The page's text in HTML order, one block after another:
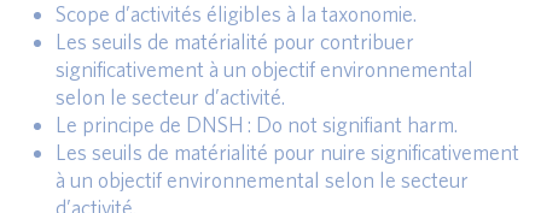
Scope d’activités éligibles à la taxonomie.
Les seuils de matérialité pour contribuer
significativement à un objectif environnemental
selon le secteur d’activité.
Le principe de DNSH : Do not signifiant harm.
Les seuils de matérialité pour nuire significativement
à un objectif environnemental selon le secteur
d’activité.